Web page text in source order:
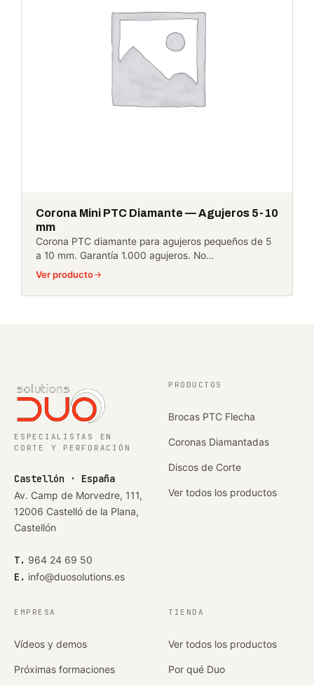
Corona Mini PTC Diamante — Agujeros 5-10
mm
Corona PTC diamante para agujeros pequeños de 5
a 10 mm. Garantía 1.000 agujeros. No…
Ver producto
ESPECIALISTAS EN
CORTE Y PERFORACIÓN
Castellón · España
Av. Camp de Morvedre, 111,
12006 Castelló de la Plana,
Castellón
T. 964 24 69 50
E. info@duosolutions.es
PRODUCTOS
Brocas PTC Flecha
Coronas Diamantadas
Discos de Corte
Ver todos los productos
EMPRESA
Vídeos y demos
Próximas formaciones
TIENDA
Ver todos los productos
Por qué Duo